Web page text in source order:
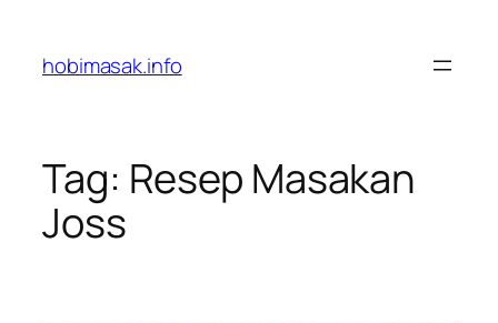
content
hobimasak.info
Tag: Resep Masakan
Joss